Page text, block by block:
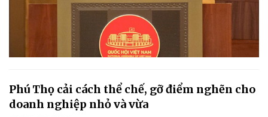
Phú Thọ cải cách thể chế, gỡ điểm nghẽn cho
doanh nghiệp nhỏ và vừa